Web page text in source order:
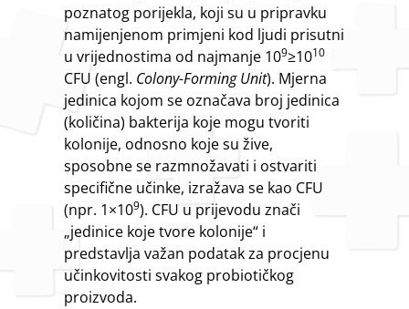
poznatog porijekla, koji su u pripravku
namijenjenom primjeni kod ljudi prisutni
u vrijednostima od najmanje 109≥1010
CFU (engl. Colony-Forming Unit). Mjerna
jedinica kojom se označava broj jedinica
(količina) bakterija koje mogu tvoriti
kolonije, odnosno koje su žive,
sposobne se razmnožavati i ostvariti
specifične učinke, izražava se kao CFU
(npr. 1×109). CFU u prijevodu znači
„jedinice koje tvore kolonije“ i
predstavlja važan podatak za procjenu
učinkovitosti svakog probiotičkog
proizvoda.